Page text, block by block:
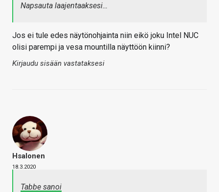
Napsauta laajentaaksesi…
Jos ei tule edes näytönohjainta niin eikö joku Intel NUC
olisi parempi ja vesa mountilla näyttöön kiinni?
Kirjaudu sisään vastataksesi
Hsalonen
18.3.2020
Tabbe sanoi